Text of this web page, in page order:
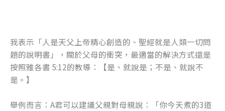
我表示「人是天父上帝精心創造的、聖經就是人類一切問
題的說明書」，關於父母的衝突，最適當的解決方式還是
按照雅各書 5:12的教導：【是、就說是；不是、就說不
是。】
舉例而言：A君可以建議父親對母親說：「你今天煮的3道